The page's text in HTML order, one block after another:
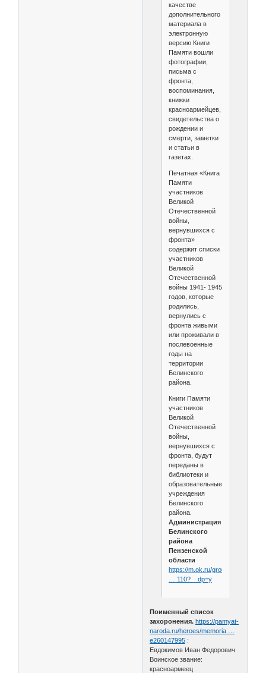
качестве
дополнительного
материала в
электронную
версию Книги
Памяти вошли
фотографии,
письма с
фронта,
воспоминания,
книжки
красноармейцев,
свидетельства о
рождении и
смерти, заметки
и статьи в
газетах.
Печатная «Книга
Памяти
участников
Великой
Отечественной
войны,
вернувшихся с
фронта»
содержит списки
участников
Великой
Отечественной
войны 1941- 1945
годов, которые
родились,
вернулись с
фронта живыми
или проживали в
послевоенные
годы на
территории
Белинского
района.
Книги Памяти
участников
Великой
Отечественной
войны,
вернувшихся с
фронта, будут
переданы в
библиотеки и
образовательные
учреждения
Белинского
района.
Администрация
Белинского
района
Пензенской
области
https://m.ok.ru/group/
… 110?__dp=y
Поименный список
захоронения. https://pamyat-
naroda.ru/heroes/memoria …
e260147995 :
Евдокимов Иван Федорович
Воинское звание:
красноармеец